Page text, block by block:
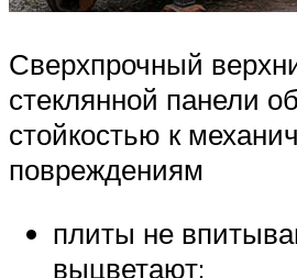
Сверхпрочный
стеклянной панели
стойкостью к
повреждениям
плиты не
выцветают;